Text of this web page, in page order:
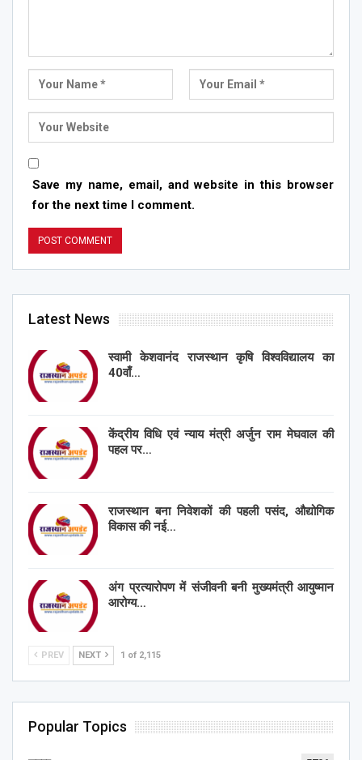
Save my name, email, and website in this browser
for the next time I comment.
Latest News
स्वामी केशवानंद राजस्थान कृषि विश्वविद्यालय का
40वाँ…
केंद्रीय विधि एवं न्याय मंत्री अर्जुन राम मेघवाल की
पहल पर…
राजस्थान बना निवेशकों की पहली पसंद, औद्योगिक
विकास की नई…
अंग प्रत्यारोपण में संजीवनी बनी मुख्यमंत्री आयुष्मान
आरोग्य…
PREV NEXT 1 of 2,115
Popular Topics